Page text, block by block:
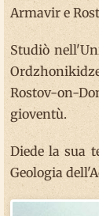
Armavir e
Studiò
Rostov-on-
gioventù.
Diede la sua
Geologia